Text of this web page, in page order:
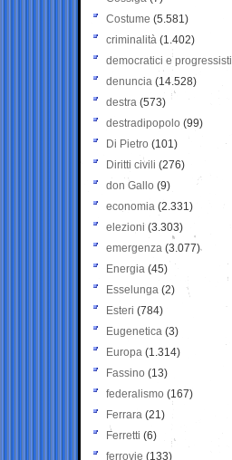
Costume (5.581)
criminalità (1.402)
democratici e progressisti
denuncia (14.528)
destra (573)
destradipopolo (99)
Di Pietro (101)
Diritti civili (276)
don Gallo (9)
economia (2.331)
elezioni (3.303)
emergenza (3.077)
Energia (45)
Esselunga (2)
Esteri (784)
Eugenetica (3)
Europa (1.314)
Fassino (13)
federalismo (167)
Ferrara (21)
Ferretti (6)
ferrovie (133)